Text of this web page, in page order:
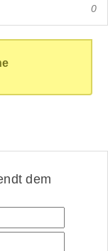
0
dem